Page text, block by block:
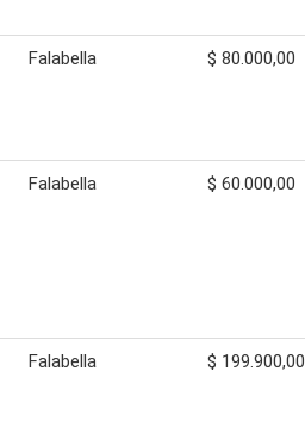
Falabella $ 80.000,00
Falabella $ 60.000,00
Falabella $ 199.900,00